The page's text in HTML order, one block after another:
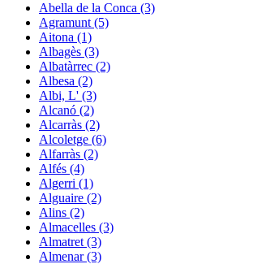
Abella de la Conca (3)
Agramunt (5)
Aitona (1)
Albagès (3)
Albatàrrec (2)
Albesa (2)
Albi, L' (3)
Alcanó (2)
Alcarràs (2)
Alcoletge (6)
Alfarràs (2)
Alfés (4)
Algerri (1)
Alguaire (2)
Alins (2)
Almacelles (3)
Almatret (3)
Almenar (3)